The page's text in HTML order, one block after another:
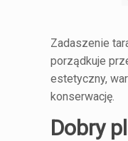
Zadaszenie
porządkuje
estetyczny,
konserwację.
Dobry